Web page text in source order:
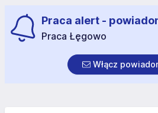
Praca alert -
Praca Łęgowo
Włącz